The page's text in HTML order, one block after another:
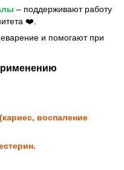
– поддерживают работу
❤️.
и помогают при
воспаление